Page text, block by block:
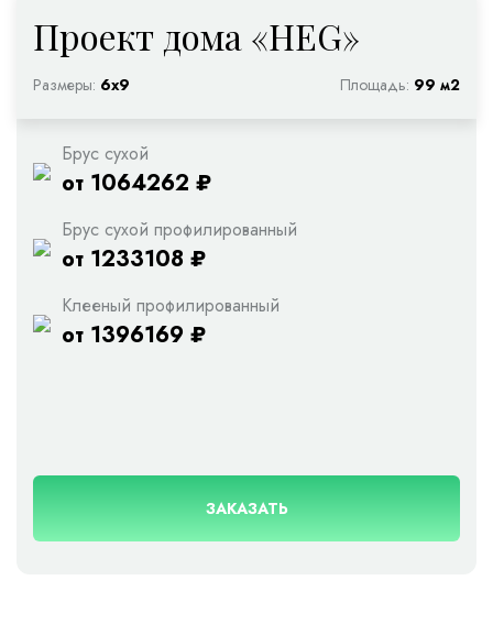
Проект дома «HEG»
Размеры: 6х9 Площадь: 99 м2
Брус сухой
от 1064262 ₽
Брус сухой профилированный
от 1233108 ₽
Клееный профилированный
от 1396169 ₽
ЗАКАЗАТЬ